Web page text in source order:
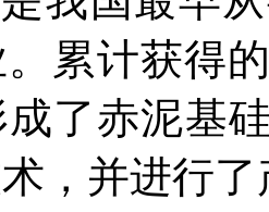
累计获得
了赤泥基
，并进行